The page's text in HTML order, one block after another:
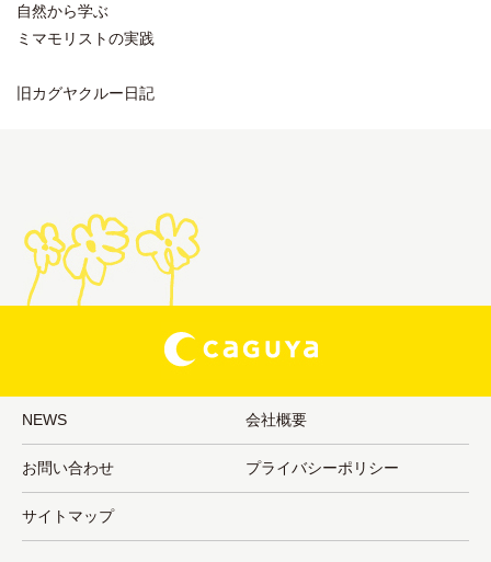
自然から学ぶ
ミマモリストの実践
旧カグヤクルー日記
NEWS 会社概要
お問い合わせ プライバシーポリシー
サイトマップ